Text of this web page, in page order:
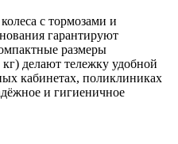
с тормозами и
гарантируют
размеры
делают тележку удобной
кабинетах, поликлиниках
и гигиеничное